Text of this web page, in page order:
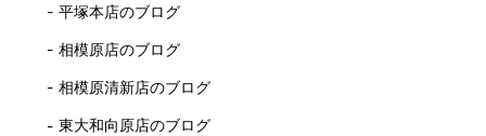
平塚本店のブログ
相模原店のブログ
相模原清新店のブログ
東大和向原店のブログ